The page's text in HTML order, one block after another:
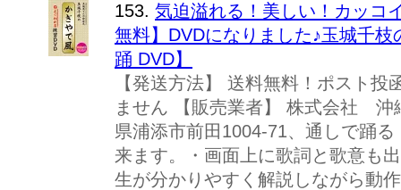
153. 気迫溢れる！美しい！カッコ
無料】DVDになりました♪玉城千
踊 DVD】
【発送方法】 送料無料！ポスト
ません 【販売業者】 株式会社
県浦添市前田1004-71、通しで踊
来ます。・画面上に歌詞と歌意も
生が分かりやすく解説しながら動